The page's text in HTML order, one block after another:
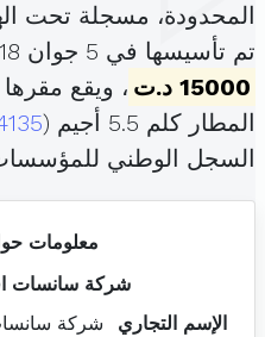
المحدودة، مسجلة تحت
تم تأسيسها في 5 جوان 2018 برأس مال قدره
15000 د.ت
، ويقع
المطار كلم 5.5 أجيم (
السجل الوطني
معلومات
شركة سانسات
الإسم التجاري
شركة